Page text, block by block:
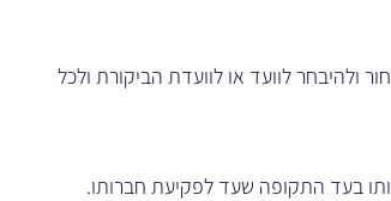
לוועד או לוועדת הביקורת ולכל
בעד התקופה שעד לפקיעת חברותו.